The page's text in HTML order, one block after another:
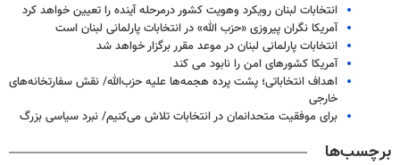
انتخابات لبنان رویکرد وهویت کشور درمرحله آینده را تعیین خواهد کرد
آمریکا نگران پیروزی «حزب الله» در انتخابات پارلمانی لبنان است
انتخابات پارلمانی لبنان در موعد مقرر برگزار خواهد شد
آمریکا کشورهای امن را نابود می کند
اهداف انتخاباتی؛ پشت پرده هجمه‌ها علیه حزب‌الله/ نقش سفارتخانه‌های
خارجی
برای موفقیت متحدانمان در انتخابات تلاش می‌کنیم/ نبرد سیاسی بزرگ
برچسب‌ها